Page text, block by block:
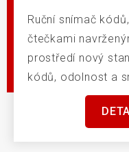
Ruční snímač
čtečkami
prostředí nový
kódů, odolnost a